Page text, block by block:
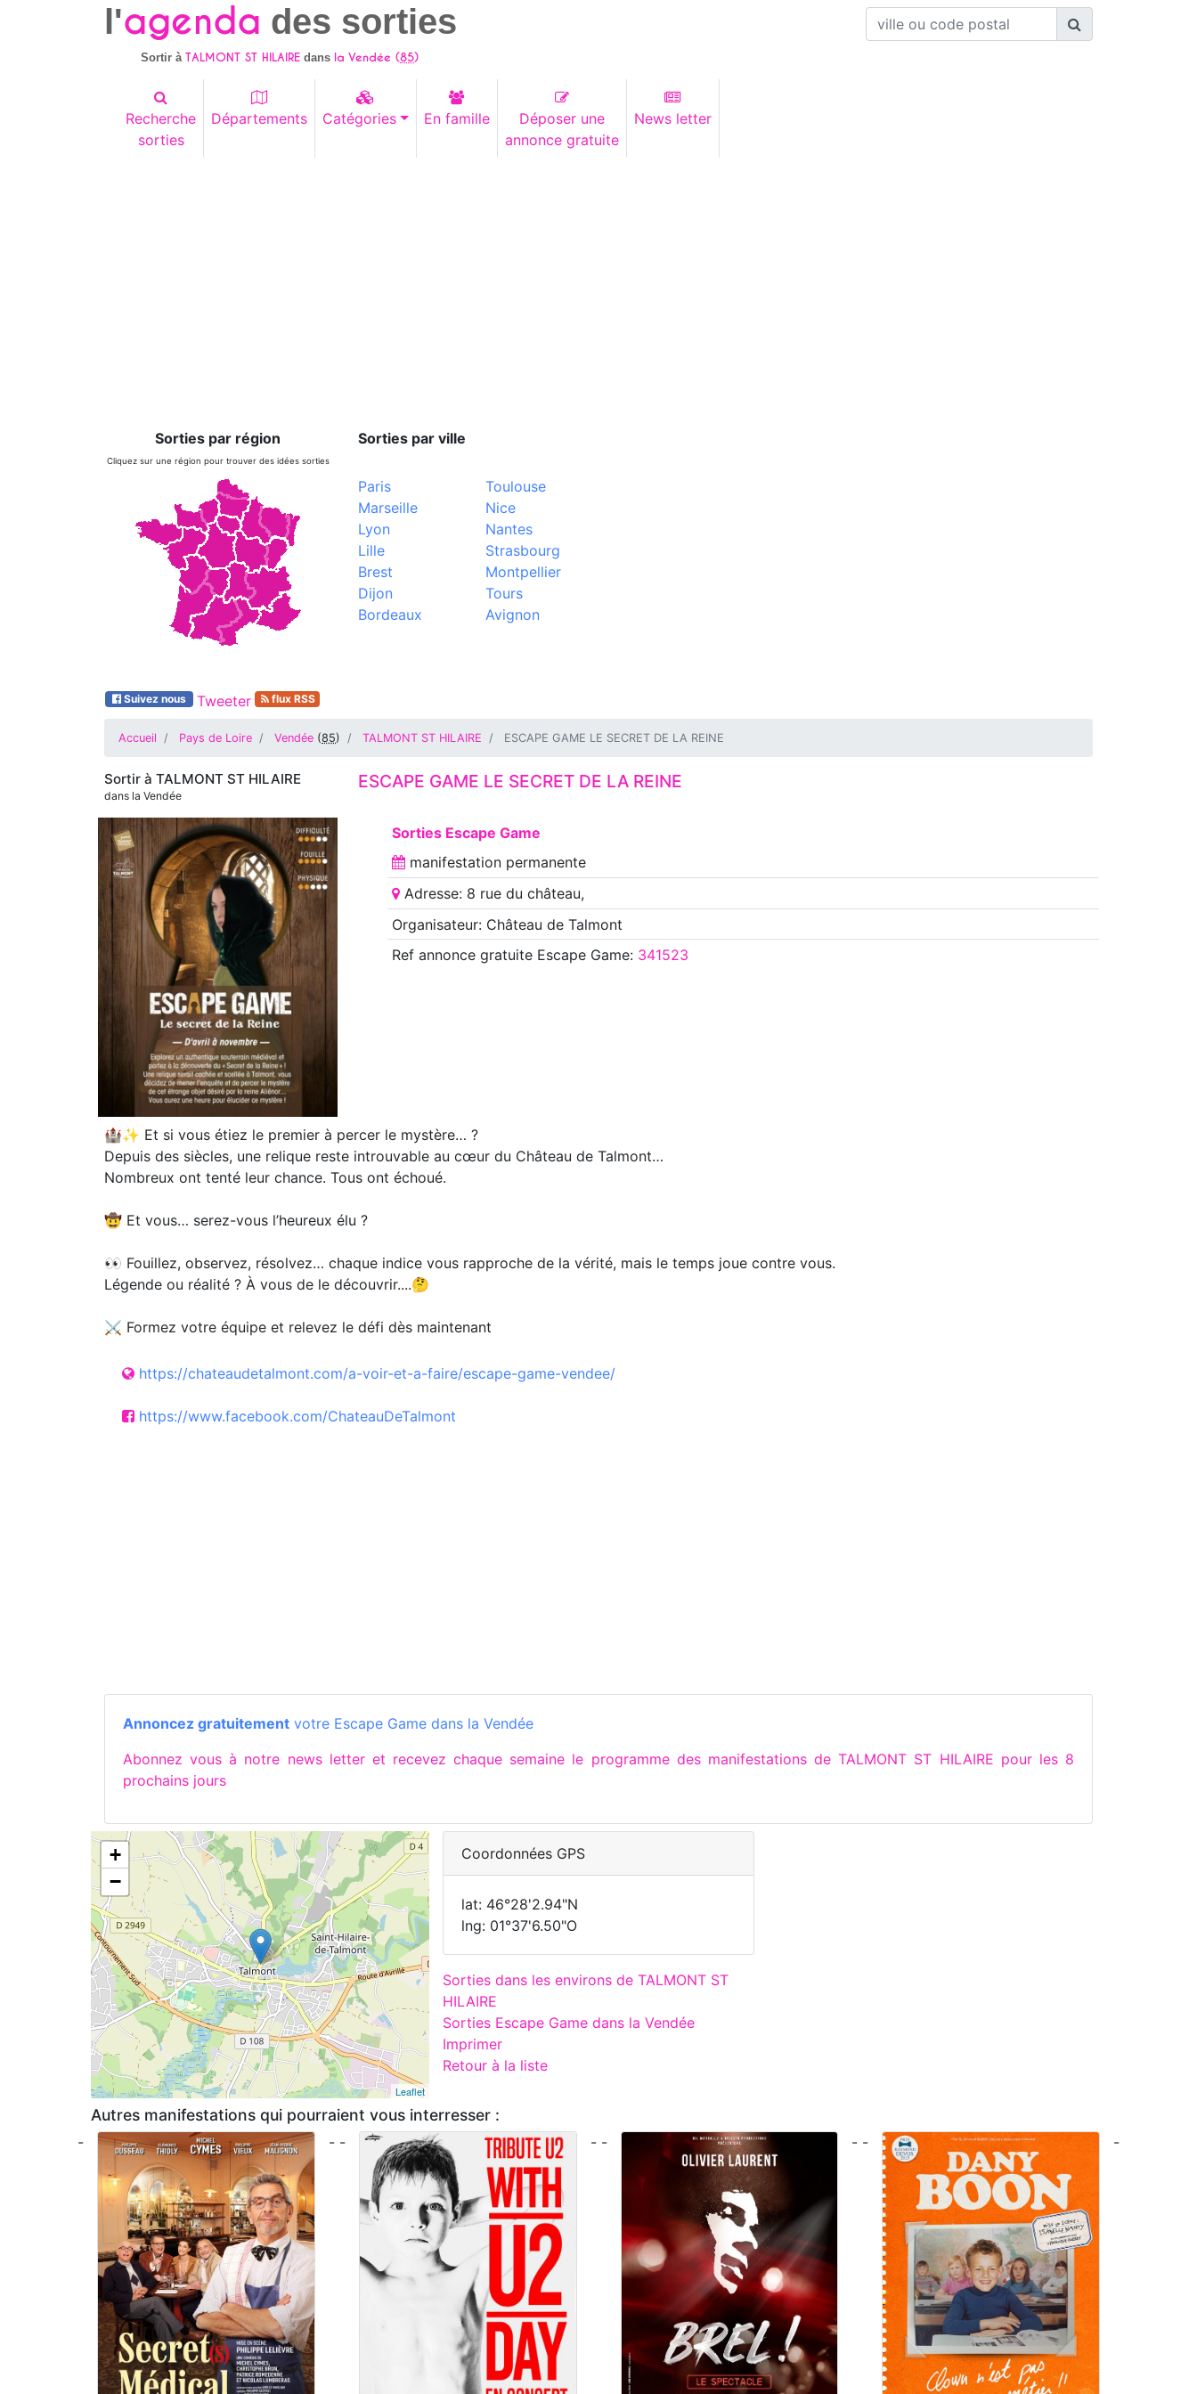
l'agenda des sorties
Sortir àTALMONT ST HILAIRE dans la Vendée (85)
Recherche
sorties
Départements Catégories En famille
Déposer une
annonce gratuite
News letter
Sorties par région
Cliquez sur une région pour trouver des idées sorties
Sorties par ville
Paris
Marseille
Lyon
Lille
Brest
Dijon
Bordeaux
Toulouse
Nice
Nantes
Strasbourg
Montpellier
Tours
Avignon
Suivez nous Tweeter flux RSS
Accueil Pays de Loire Vendée (85) TALMONT ST HILAIRE ESCAPE GAME LE SECRET DE LA REINE
Sortir à TALMONT ST HILAIRE
dans la Vendée
ESCAPE GAME LE SECRET DE LA REINE
Sorties Escape Game
manifestation permanente
Adresse: 8 rue du château,
Organisateur: Château de Talmont
Ref annoncegratuite Escape Game: 341523
🏰✨ Et si vous étiez le premier à percer le mystère… ?
Depuis des siècles, une relique reste introuvable au cœur du Château de Talmont…
Nombreux ont tenté leur chance. Tous ont échoué.
🤠 Et vous… serez-vous l’heureux élu ?
👀 Fouillez, observez, résolvez… chaque indice vous rapproche de la vérité, mais le temps joue contre vous.
Légende ou réalité ? À vous de le découvrir....🤔
⚔️ Formez votre équipe et relevez le défi dès maintenant
https://chateaudetalmont.com/a-voir-et-a-faire/escape-game-vendee/
https://www.facebook.com/ChateauDeTalmont
Annoncez gratuitement votre Escape Game dans la Vendée
Abonnez vous à notre news letter et recevez chaque semaine le programme des manifestations de TALMONT ST HILAIRE pour les 8
prochains jours
+
−
Leaflet
Coordonnées GPS
lat: 46°28'2.94"N
lng: 01°37'6.50"O
Sorties dans les environs de TALMONT ST
HILAIRE
Sorties Escape Game dans la Vendée
Imprimer
Retour à la liste
Autres manifestations qui pourraient vous interresser :
- - - - - - - -